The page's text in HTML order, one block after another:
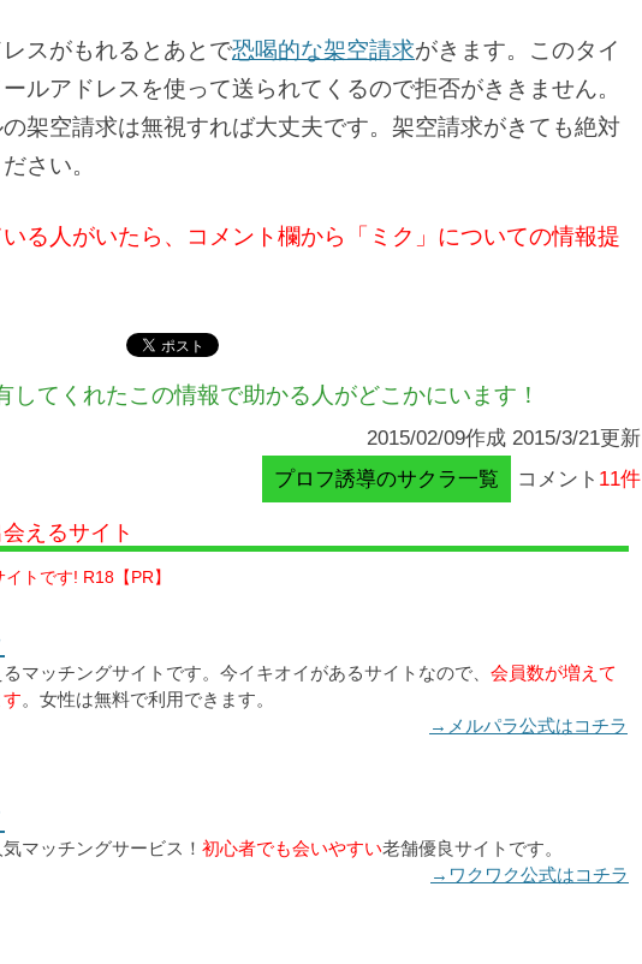
スがもれるとあとで恐喝的な架空請求がきます。このタイ
ルアドレスを使って送られてくるので拒否がききません。
架空請求は無視すれば大丈夫です。架空請求がきても絶対
さい。
る人がいたら、コメント欄から「ミク」についての情報提
してくれたこの情報で助かる人がどこかにいます！
2015/02/09作成 2015/3/21更新
プロフ誘導のサクラ一覧
コメント 11件
えるサイト
トです! R18【PR】
マッチングサイトです。今イキオイがあるサイトなので、 会員数が増えて
。女性は無料で利用できます。
→メルパラ公式はコチラ
マッチングサービス！ 初心者でも会いやすい老舗優良サイトです。
→ワクワク公式はコチラ